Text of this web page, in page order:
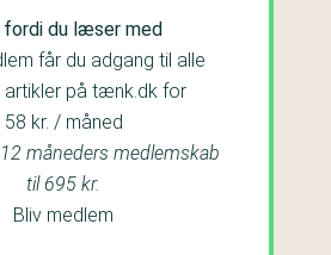
fordi du læser med
får du adgang til alle
på tænk.dk for
58 kr. / måned
måneders medlemskab
til 695 kr.
Bliv medlem